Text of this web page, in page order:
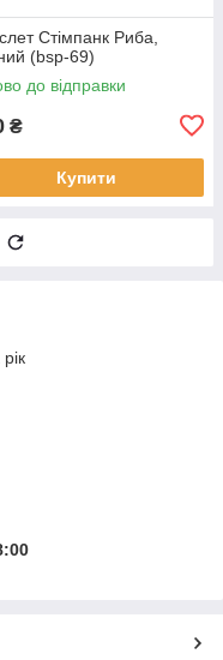
Стімпанк Риба,
(bsp-69)
до відправки
₴
Купити